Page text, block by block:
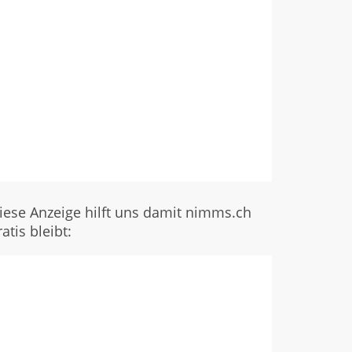
Anzeige hilft uns damit nimms.ch
bleibt: